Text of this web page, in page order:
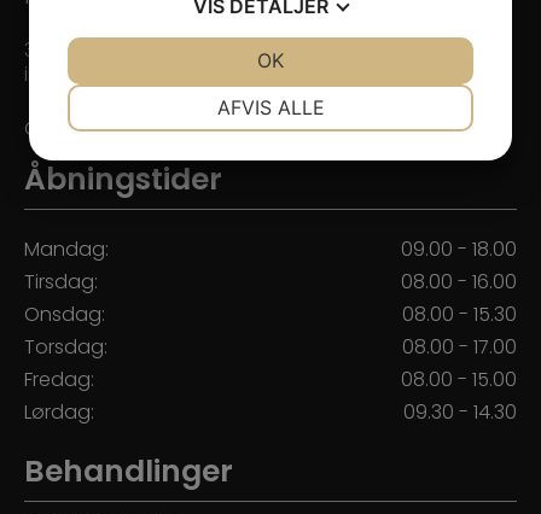
33 14 52 52
info@citytandlaege.dk
CVR: 38990926
Åbningstider
Mandag:
09.00 - 18.00
Tirsdag:
08.00 - 16.00
Onsdag:
08.00 - 15.30
Torsdag:
08.00 - 17.00
Fredag:
08.00 - 15.00
Lørdag:
09.30 - 14.30
Behandlinger
VIS DETALJER
MARKETING
AFVIS ALLE
OK